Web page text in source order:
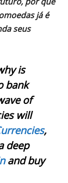
já é
seus
is
bank
of
will
,
deep
and buy